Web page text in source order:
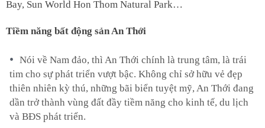
Bay, Sun World Hon Thom Natural Park…
Tiềm năng bất động sản An Thới
Nói về Nam đảo, thì An Thới chính là trung tâm, là trái
tim cho sự phát triển vượt bậc. Không chỉ sở hữu vẻ đẹp
thiên nhiên kỳ thú, những bãi biển tuyệt mỹ, An Thới đang
dần trở thành vùng đất đầy tiềm năng cho kinh tế, du lịch
và BĐS phát triển.